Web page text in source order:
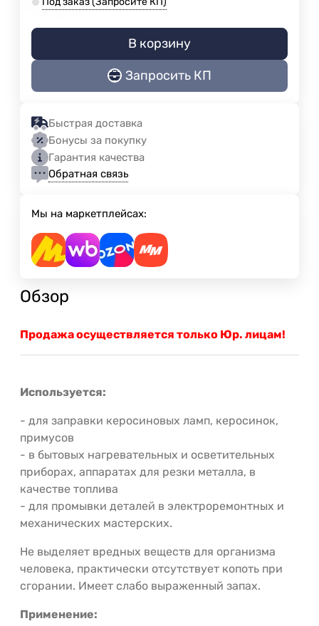
В корзину
Запросить КП
Быстрая доставка
Бонусы за покупку
Гарантия качества
Обратная связь
Мы на маркетплейсах:
Обзор
Продажа осуществляется только Юр. лицам!
Используется:
- для заправки керосиновых ламп, керосинок,
примусов
- в бытовых нагревательных и осветительных
приборах, аппаратах для резки металла, в
качестве топлива
- для промывки деталей в электроремонтных и
механических мастерских.
Не выделяет вредных веществ для организма
человека, практически отсутствует копоть при
сгорании. Имеет слабо выраженный запах.
Применение: